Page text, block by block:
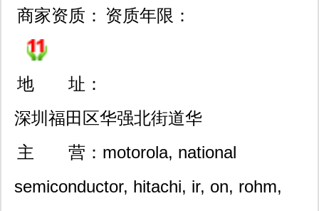
尔：传感与控制产品； 7、p f倍加福：
电感式、电容式、电磁式、光电式传感
器及控制系统； 8、shinyei神荣：温湿
度传感器、计测仪表、校准仪表； 9、
各类传感器、开关、变送器、执行器：
温度、湿度、气体、压力、称重、物
18990 微信同号
商家资质： 资质年限：
地 址：
深圳福田区华强北街道华
强北路上步工业区102栋62
0室
主 营： motorola, national
semiconductor, hitachi, ir, on, rohm,